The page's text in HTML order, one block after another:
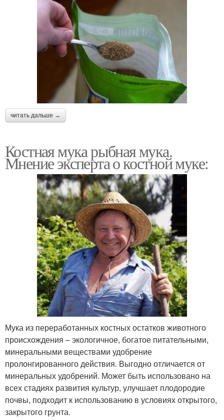
читать дальше →
Костная мука рыбная мука.
Мнение эксперта о костной муке:
Мука из переработанных костных остатков животного
происхождения – экологичное, богатое питательными,
минеральными веществами удобрение
пролонгированного действия. Выгодно отличается от
минеральных удобрений. Может быть использовано на
всех стадиях развития культур, улучшает плодородие
почвы, подходит к использованию в условиях открытого,
закрытого грунта.